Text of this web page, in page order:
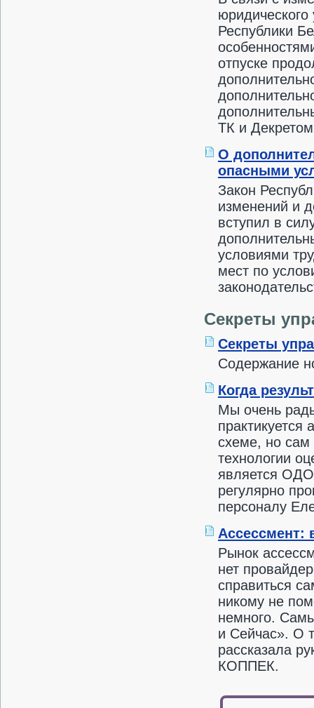
Республики
отпуске
ТК и
О
опасными
Закон
изменений и
вступил в
условиями
мест по
Секреты
Секреты
Содержание
Когда
Мы очень
схеме, но сам
технологии
является
регулярно
персоналу
Ассессмент:
Рынок
нет
справиться
никому не
немного.
и Сейчас». О
рассказала
КОППЕК.